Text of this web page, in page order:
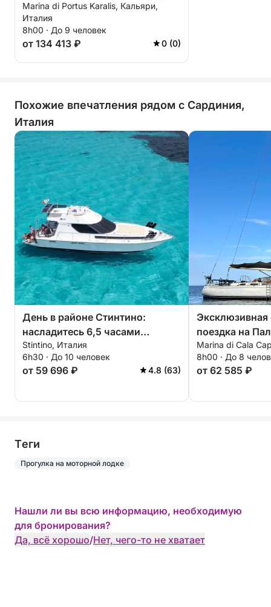
и сноркелингом.
Marina di Portus Karalis, Кальяри,
Италия
8h00 · До 9 человек
от 134 413 ₽ 0 (0)
Похожие впечатления рядом с Сардиния,
Италия
День в районе Стинтино:
насладитесь 6,5 часами
исследования на борту 14-
метрового моторного катера.
Stintino, Италия
6h30 · До 10 человек
от 59 696 ₽ 4.8 (63)
Эксклюзивная
поездка на
Маддалена.
Marina di Cala
8h00 · До 8
от 62 585 ₽
Tеги
Прогулка на моторной лодке
Нашли ли вы всю информацию, необходимую
для бронирования?
Да, всё хорошо/Нет, чего-то не хватает